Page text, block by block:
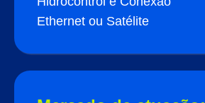
Ethernet ou Satélite